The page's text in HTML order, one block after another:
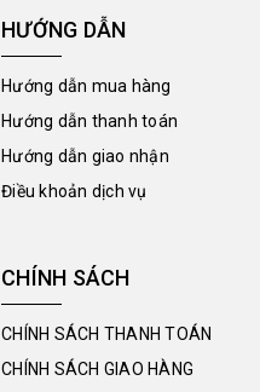
HƯỚNG DẪN
Hướng dẫn mua hàng
Hướng dẫn thanh toán
Hướng dẫn giao nhận
Điều khoản dịch vụ
CHÍNH SÁCH
CHÍNH SÁCH THANH TOÁN
CHÍNH SÁCH GIAO HÀNG